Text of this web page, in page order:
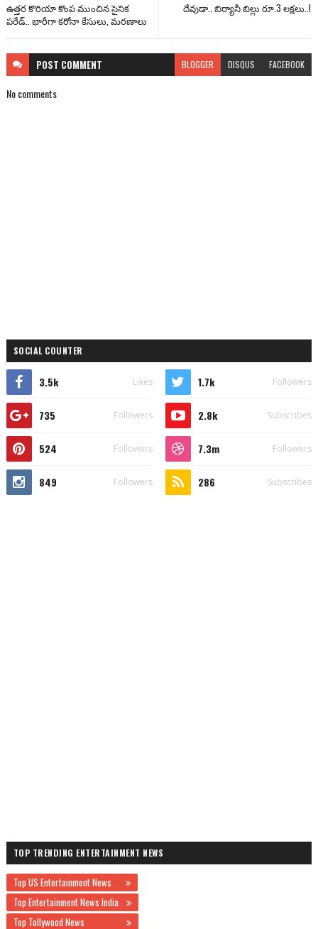
దేవుడా.. బిర్యానీ బిల్లు రూ.3 లక్షలు..!
ఉత్తర కొరియా కొంప ముంచిన సైనిక
పరేడ్.. భారీగా కరోనా కేసులు, మరణాలు
POST COMMENT BLOGGER DISQUS FACEBOOK
No comments
SOCIAL COUNTER
3.5k Likes 1.7k Followers
735 Followers 2.8k Subscribes
524 Followers 7.3m Followers
849 Followers 286 Subscribes
TOP TRENDING ENTERTAINMENT NEWS
Top US Entertainment News
Top Entertainment News India
Top Tollywood News